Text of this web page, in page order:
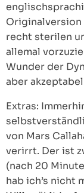
Originalversion
recht sterilen
allemal
Wunder der
aber
Extras:
von Mars
verirrt. Der ist
(nach 20
hab ich’s nicht